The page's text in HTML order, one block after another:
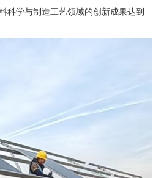
科学与制造工艺领域的创新成果达到